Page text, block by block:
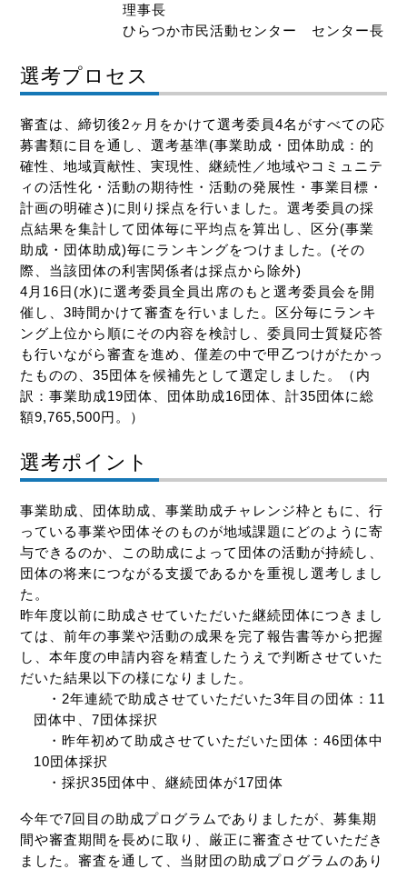
理事長
ひらつか市民活動センター センター長
選考プロセス
審査は、締切後2ヶ月をかけて選考委員4名がすべての応
募書類に目を通し、選考基準(事業助成・団体助成：的
確性、地域貢献性、実現性、継続性／地域やコミュニテ
ィの活性化・活動の期待性・活動の発展性・事業目標・
計画の明確さ)に則り採点を行いました。選考委員の採
点結果を集計して団体毎に平均点を算出し、区分(事業
助成・団体助成)毎にランキングをつけました。(その
際、当該団体の利害関係者は採点から除外)
4月16日(水)に選考委員全員出席のもと選考委員会を開
催し、3時間かけて審査を行いました。区分毎にランキ
ング上位から順にその内容を検討し、委員同士質疑応答
も行いながら審査を進め、僅差の中で甲乙つけがたかっ
たものの、35団体を候補先として選定しました。（内
訳：事業助成19団体、団体助成16団体、計35団体に総
額9,765,500円。）
選考ポイント
事業助成、団体助成、事業助成チャレンジ枠ともに、行
っている事業や団体そのものが地域課題にどのように寄
与できるのか、この助成によって団体の活動が持続し、
団体の将来につながる支援であるかを重視し選考しまし
た。
昨年度以前に助成させていただいた継続団体につきまし
ては、前年の事業や活動の成果を完了報告書等から把握
し、本年度の申請内容を精査したうえで判断させていた
だいた結果以下の様になりました。
・2年連続で助成させていただいた3年目の団体：11
団体中、7団体採択
・昨年初めて助成させていただいた団体：46団体中
10団体採択
・採択35団体中、継続団体が17団体
今年で7回目の助成プログラムでありましたが、募集期
間や審査期間を長めに取り、厳正に審査させていただき
ました。審査を通して、当財団の助成プログラムのあり